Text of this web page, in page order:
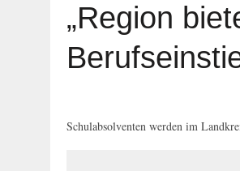
29. JULI 2026 SOMMER IN
29. JULI 2026
27. JULI 2026 | WIDERSTAND
„Region
Schulabsolventen werden im